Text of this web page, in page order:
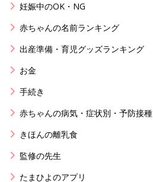
妊娠中のOK・NG
赤ちゃんの名前ランキング
出産準備・育児グッズランキング
お金
手続き
赤ちゃんの病気・症状別・予防接種
きほんの離乳食
監修の先生
たまひよのアプリ